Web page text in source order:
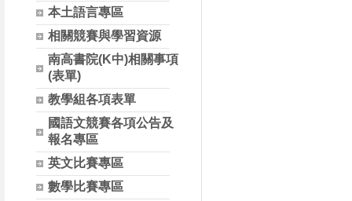
本土語言專區
相關競賽與學習資源
南高書院(K中)相關事項
(表單)
教學組各項表單
國語文競賽各項公告及
報名專區
英文比賽專區
數學比賽專區